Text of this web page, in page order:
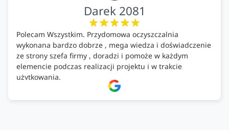
Darek 2081
Polecam Wszystkim. Przydomowa oczyszczalnia
wykonana bardzo dobrze , mega wiedza i doświadczenie
ze strony szefa firmy , doradzi i pomoże w każdym
elemencie podczas realizacji projektu i w trakcie
użytkowania.
Firma godna zaufania. Tak trzymać!